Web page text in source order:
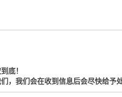
底！
，我们会在收到信息后会尽快给予处